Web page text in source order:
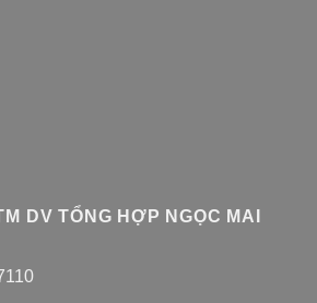
DV TỔNG HỢP NGỌC MAI